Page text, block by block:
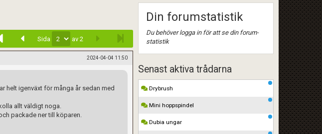
Sida av 2
2024-04-04 11:50
helt igenväxt för många år sedan med
allt väldigt noga.
packade ner till köparen.
Din forumstatistik
Du behöver logga in för att se din forum-
statistik
Senast aktiva trådarna
Drybrush
Mini hoppspindel
Dubia ungar
Privacy Policy